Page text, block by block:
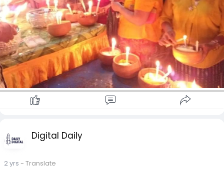
ဆိုပါ ဆွမ်းအိုးမျှောမည့် အတ္တရံမြစ်ကမ်းနား တစ်လျှောက်တွင်
နက်အာရုဏ်တက်ချိန်မှစ၍ ရှင်ဥပဂုတ္တမထေရ် မြတ်ကြီးအား
သေလေးမြတ်စွာဖြင့် ဆွမ်း၊ ရေချမ်း၊ ဆီမီးဖရောင်တိုင်များ၊ အမွှေး
သာများဖြင့် ပူဇော်ကန်တော့ကြပြီးနောက် အဆိုပါ ဆွမ်းအိုးများကို
တ္တရံမြစ်ရေတက်လာချိန်တွင် ဒေသခံပြည်သူများက မြစ်အတွင်း
ဆွမ်းအိုးများ မျှောကာ ရှင်ဥပဂုတ္တမထေရ်မြတ်ကြီး၏ ဖောင်တေ
ေ့တွင် ဆီမီးဖရောင်းတိုင်များ ထွန်းညှိပူဇော်ကြပြီး မိမိတို့အလိုရှိရာ
မွန်ကောင်းများကို ရှင်ဥပဂုတ္တမထေရ်ကြီး ထံ ဆုတောင်းကြောင်း
ရသည်။
Digital Daily
2 yrs - Translate